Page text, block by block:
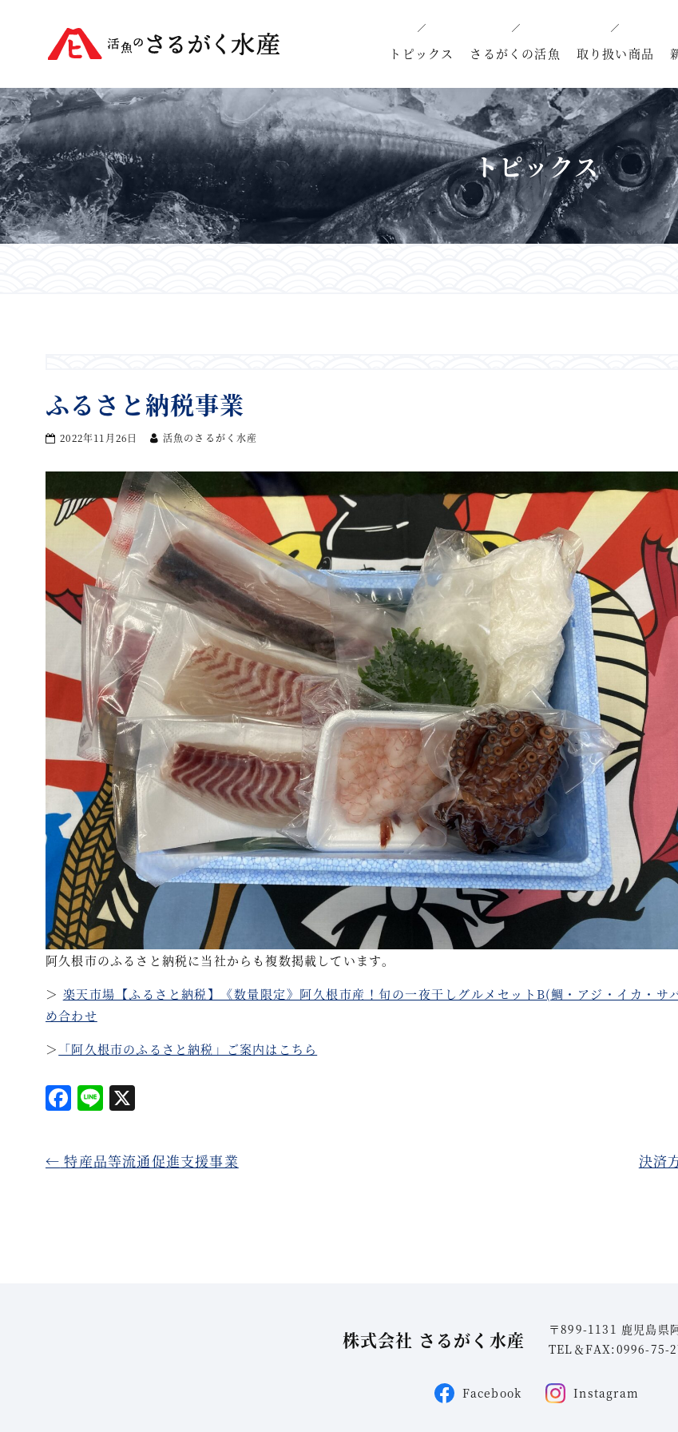
活魚のさるがく水産
トピックス さるがくの活魚 取り扱い商品
トピックス
ふるさと納税事業
2022年11月26日 活魚のさるがく水産
阿久根市のふるさと納税に当社からも複数掲載しています。
＞ 楽天市場【ふるさと納税】《数量限定》阿久根市産！旬の一夜干しグルメセットB(鯛・アジ・イカ・サ
め合わせ
＞ 「阿久根市のふるさと納税」ご案内はこちら
F
a
c
e
L
i
n
e
← 特産品等流通促進支援事業 決済
株式会社 さるがく水産
〒899-1131 鹿児島県
TEL＆FAX:0996-75-
Facebook Instagram